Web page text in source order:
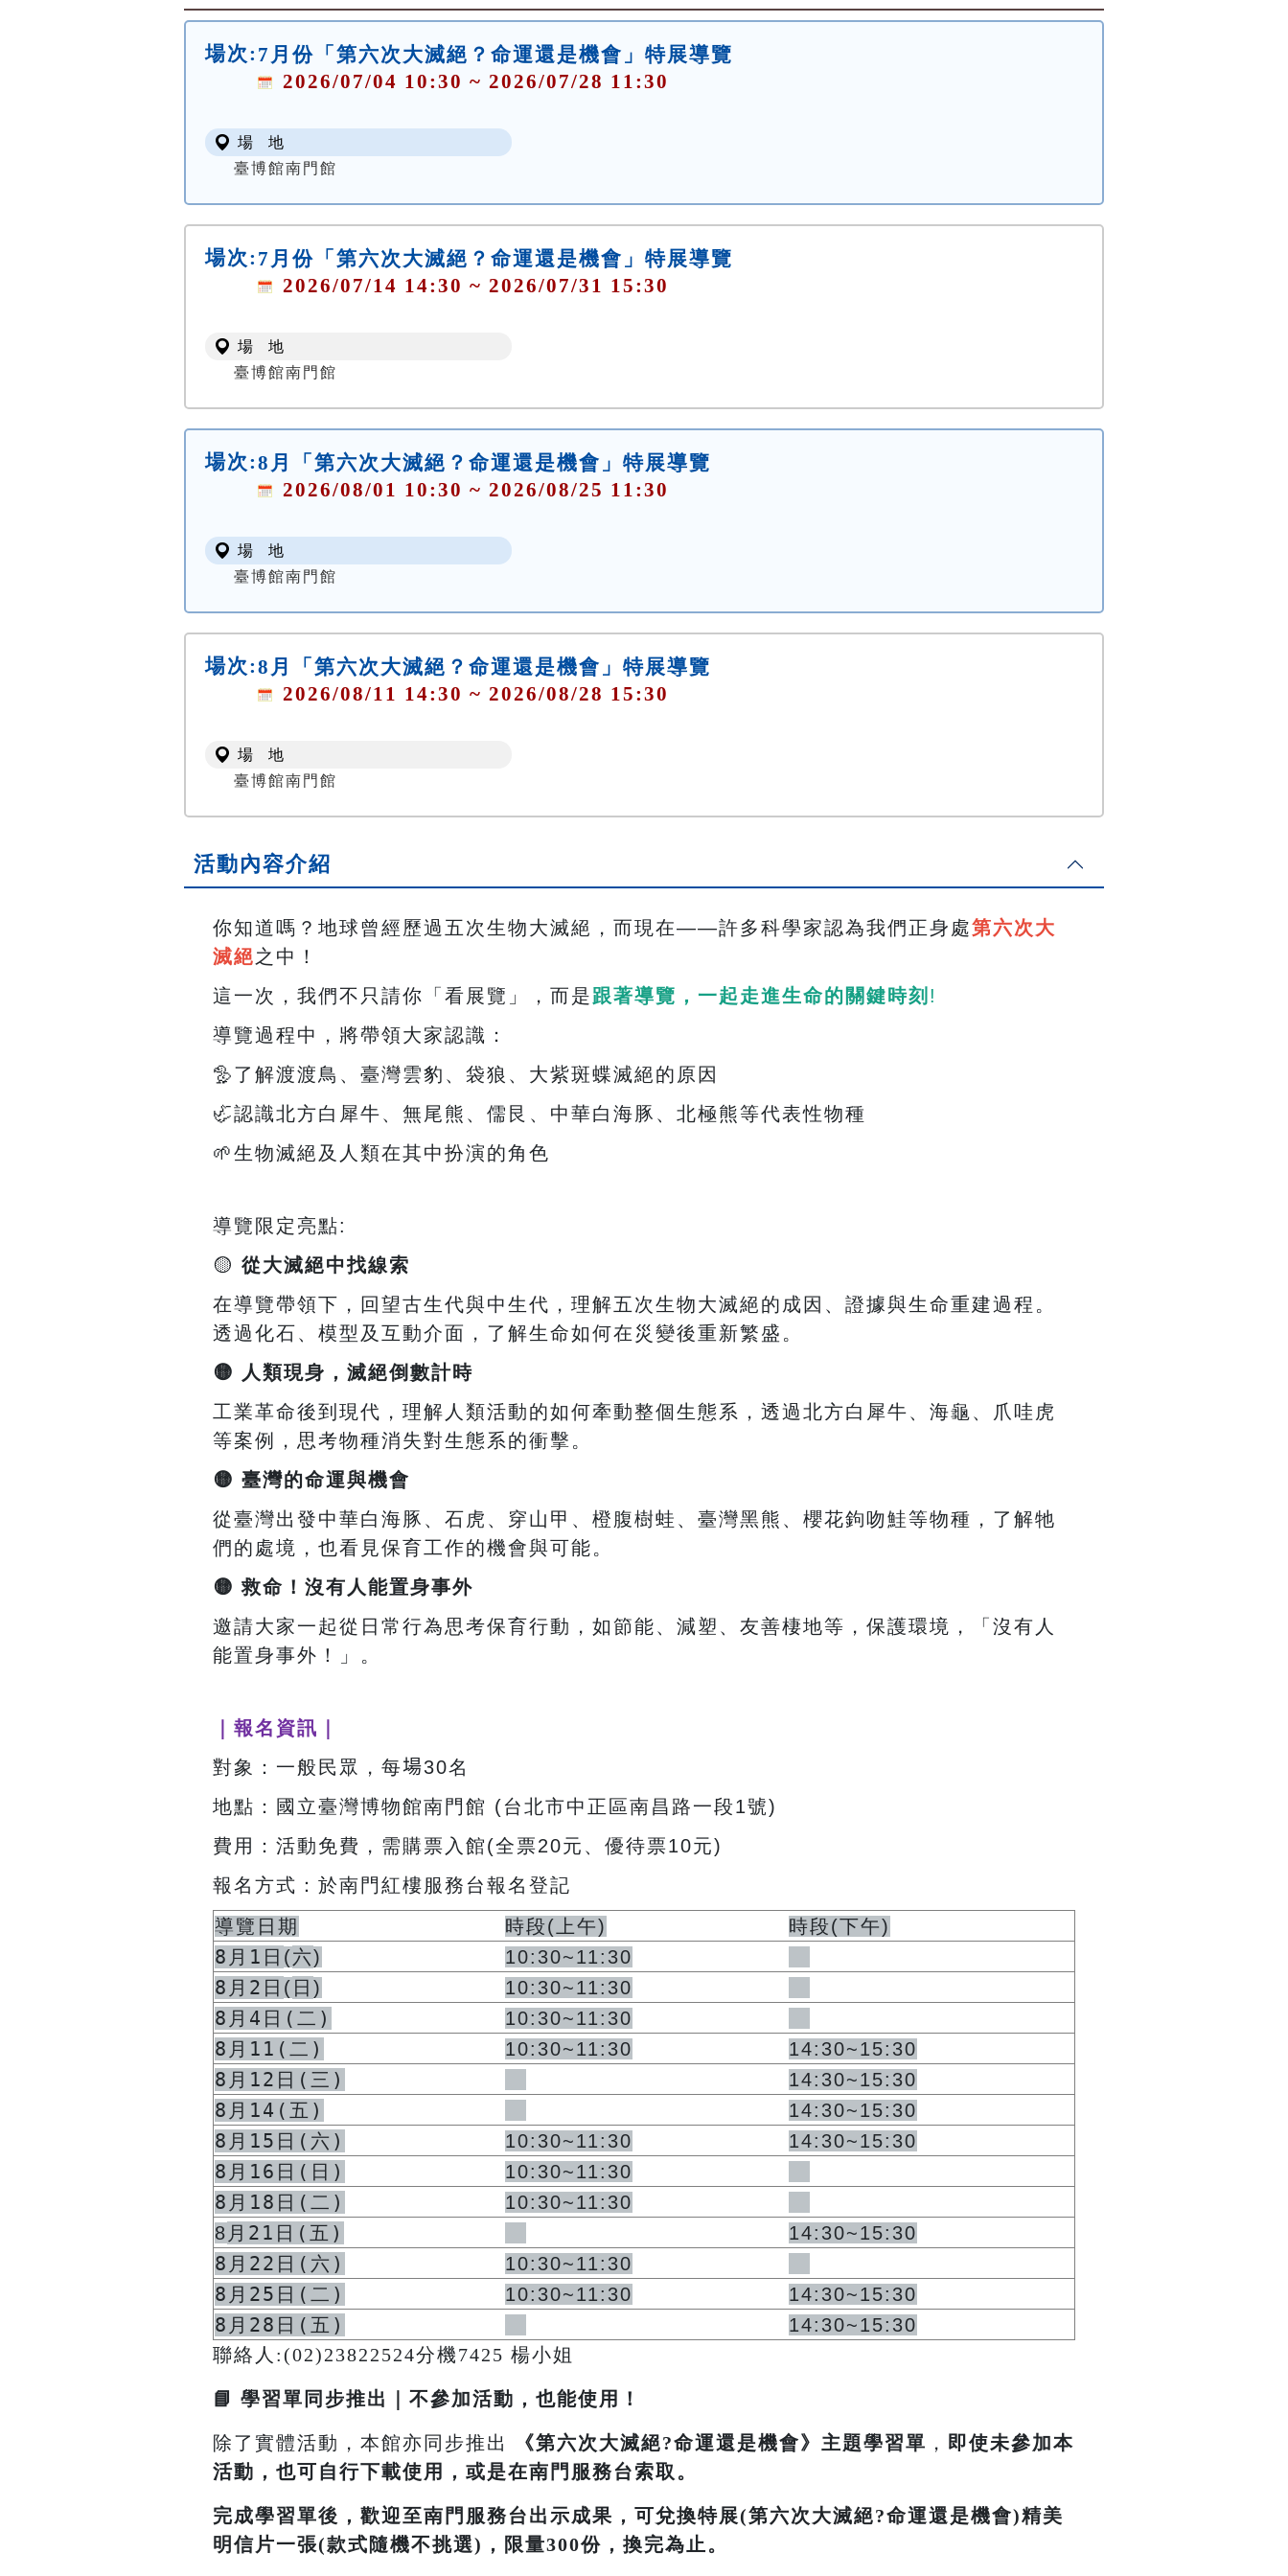
場次: 7月份「第六次大滅絕？命運還是機會」特展導覽
2026/07/04 10:30 ~ 2026/07/28 11:30
場 地
臺博館南門館
場次: 7月份「第六次大滅絕？命運還是機會」特展導覽
2026/07/14 14:30 ~ 2026/07/31 15:30
場 地
臺博館南門館
場次:8月「第六次大滅絕？命運還是機會」特展導覽
2026/08/01 10:30 ~ 2026/08/25 11:30
場 地
臺博館南門館
場次:8月「第六次大滅絕？命運還是機會」特展導覽
2026/08/11 14:30 ~ 2026/08/28 15:30
場 地
臺博館南門館
活動內容介紹
你知道嗎？地球曾經歷過五次生物大滅絕，而現在——許多科學家認為我們正身處第六次大
滅絕之中！
這一次，我們不只請你「看展覽」，而是跟著導覽，一起走進生命的關鍵時刻 !
導覽過程中，將帶領大家認識：
🦤了解渡渡鳥、臺灣雲豹、袋狼、大紫斑蝶滅絕的原因
🦏認識北方白犀牛、無尾熊、儒艮、中華白海豚、北極熊等代表性物種
🌱生物滅絕及人類在其中扮演的角色
導覽限定亮點:
🟡 從大滅絕中找線索
在導覽帶領下，回望古生代與中生代，理解五次生物大滅絕的成因、證據與生命重建過程。
透過化石、模型及互動介面，了解生命如何在災變後重新繁盛。
🟡 人類現身，滅絕倒數計時
工業革命後到現代，理解人類活動的如何牽動整個生態系，透過北方白犀牛、海龜、爪哇虎
等案例，思考物種消失對生態系的衝擊。
🟡 臺灣的命運與機會
從臺灣出發中華白海豚、石虎、穿山甲、橙腹樹蛙、臺灣黑熊、櫻花鉤吻鮭等物種，了解牠
們的處境，也看見保育工作的機會與可能。
🟡 救命！沒有人能置身事外
邀請大家一起從日常行為思考保育行動，如節能、減塑、友善棲地等，保護環境，「沒有人
能置身事外！」。
｜報名資訊｜
對象：一般民眾，每場30名
地點：國立臺灣博物館南門館 (台北市中正區南昌路一段1號)
費用：活動免費，需購票入館(全票20元、優待票10元)
報名方式：於南門紅樓服務台報名登記
導覽日期
時段( 上午) 時段(下午)
8月1日 (六) 10:30~11:30
8月2日 ( 日 ) 10:30~11:30
8月4日(二) 10:30~11:30
8月11(二) 10:30~11:30 14:30~15:30
8月12日(三) 14:30~15:30
8月14(五) 14:30~15:30
8月15日(六) 10:30~11:30 14:30~15:30
8月16日(日) 10:30~11:30
8月18日(二)
10:30~11:30
8 月21日(五) 14:30~15:30
8月22日(六) 10:30~11:30
8月25日(二) 10:30~11:30 14:30~15:30
8月28日(五)
14:30~15:30
聯絡人:(02)23822524分機7425 楊小姐
📘 學習單同步推出｜不參加活動，也能使用！
除了實體活動，本館亦同步推出 《第六次大滅絕?命運還是機會》主題學習單 ， 即使未參加本
活動，也可自行下載使用，或是在南門服務台索取。
完成學習單後，歡迎至南門服務台出示成果，可兌換特展(第六次大滅絕?命運還是機會)精美
明信片一張(款式隨機不挑選)，限量300份，換完為止。